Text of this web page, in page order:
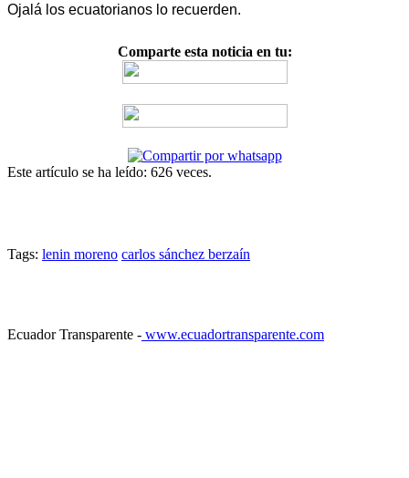
Ojalá los ecuatorianos lo recuerden.
Comparte esta noticia en tu:
Este artículo se ha leído: 626 veces.
Tags: lenin moreno carlos sánchez berzaín
Ecuador Transparente - www.ecuadortransparente.com